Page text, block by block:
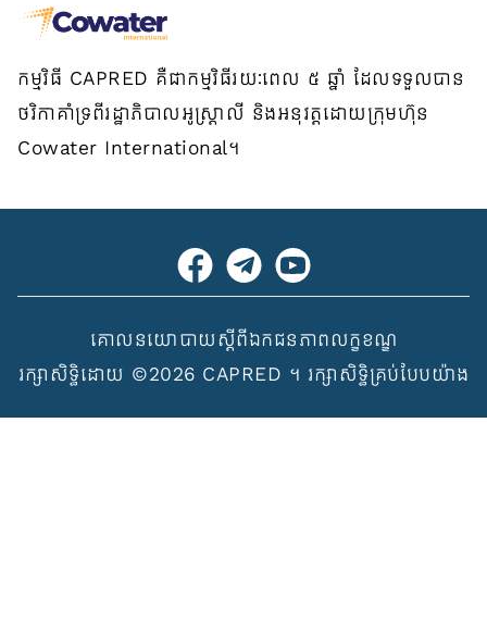
កម្មវិធី CAPRED គឺជាកម្មវិធីរយៈពេល ៥ ឆ្នាំ ដែលទទួលបាន
ថវិកាគាំទ្រពីរដ្ឋាភិបាលអូស្ត្រាលី និងអនុវត្តដោយក្រុមហ៊ុន
Cowater International។
រក្សាសិទ្ធិដោយ ©2026 CAPRED ។ រក្សាសិទ្ធិគ្រប់បែបយ៉ាង
គោលនយោបាយស្ដីពីឯកជនភាពលក្ខខណ្ឌ